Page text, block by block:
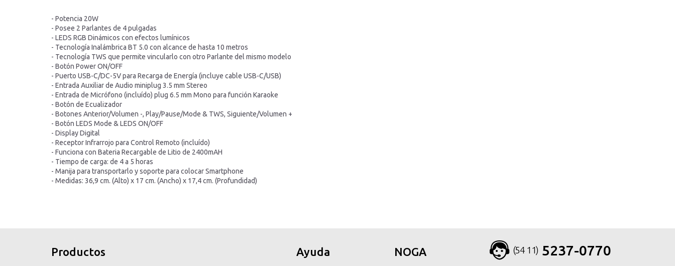
- Potencia 20W
- Posee 2 Parlantes de 4 pulgadas
- LEDS RGB Dinámicos con efectos lumínicos
- Tecnología Inalámbrica BT 5.0 con alcance de hasta 10 metros
- Tecnología TWS que permite vincularlo con otro Parlante del mismo modelo
- Botón Power ON/OFF
- Puerto USB-C/DC-5V para Recarga de Energía (incluye cable USB-C/USB)
- Entrada Auxiliar de Audio miniplug 3.5 mm Stereo
- Entrada de Micrófono (incluído) plug 6.5 mm Mono para función Karaoke
- Botón de Ecualizador
- Botones Anterior/Volumen -, Play/Pause/Mode & TWS, Siguiente/Volumen +
- Botón LEDS Mode & LEDS ON/OFF
- Display Digital
- Receptor Infrarrojo para Control Remoto (incluído)
- Funciona con Bateria Recargable de Litio de 2400mAH
- Tiempo de carga: de 4 a 5 horas
- Manija para transportarlo y soporte para colocar Smartphone
- Medidas: 36,9 cm. (Alto) x 17 cm. (Ancho) x 17,4 cm. (Profundidad)
productos
Productos Ayuda NOGA (54 11) 5237-0770